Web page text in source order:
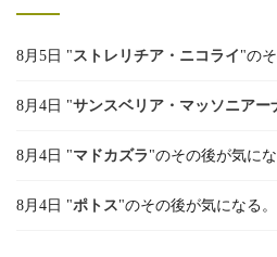
8月5日 "ストレリチア・ニコライ "の
8月4日 "サンスベリア・マッソニアー
8月4日 "マドカズラ "のその後が気にな
8月4日 "ポトス"のその後が気になる。